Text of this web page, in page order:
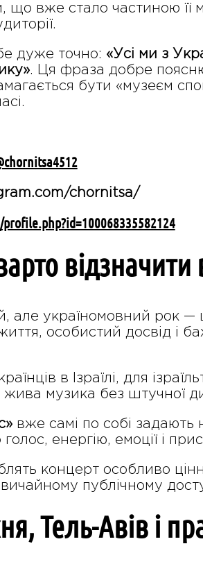
вже стало частиною її
дуже точно: «Усі ми з
. Ця фраза добре
бути «музеєм
chornitsa/
відзначити
але україномовний рок —
особистий досвід і
в Ізраїлі, для
жива музика без штучної
вже самі по собі задають
енергію, емоції і
концерт особливо
публічному
Тель-Авів і